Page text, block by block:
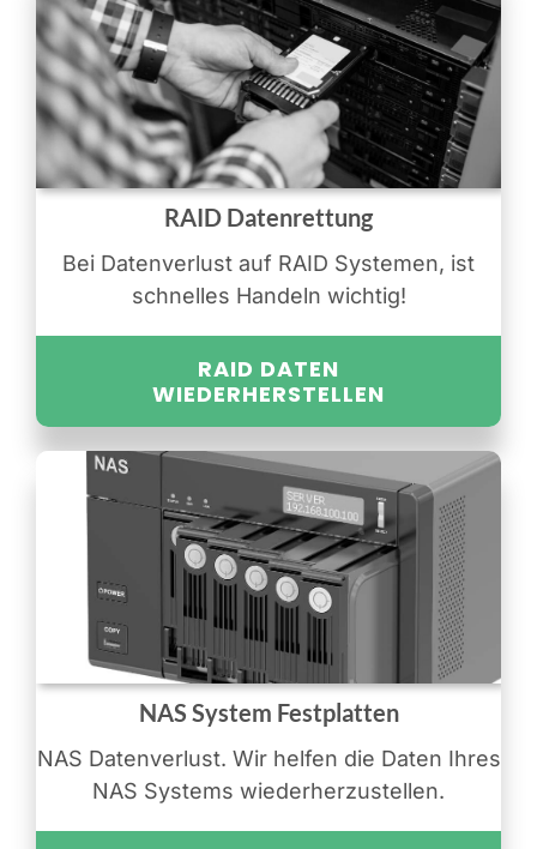
RAID Datenrettung
Bei Datenverlust auf RAID Systemen, ist
schnelles Handeln wichtig!
RAID DATEN
WIEDERHERSTELLEN
NAS System Festplatten
NAS Datenverlust. Wir helfen die Daten Ihres
NAS Systems wiederherzustellen.